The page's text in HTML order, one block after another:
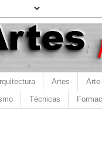
Artes Arte
Técnicas